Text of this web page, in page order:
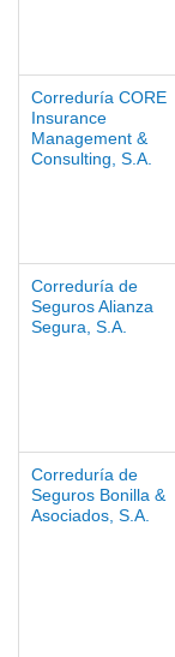
Correduría CORE
Insurance
Management &
Consulting, S.A.
Correduría de
Seguros Alianza
Segura, S.A.
Correduría de
Seguros Bonilla &
Asociados, S.A.